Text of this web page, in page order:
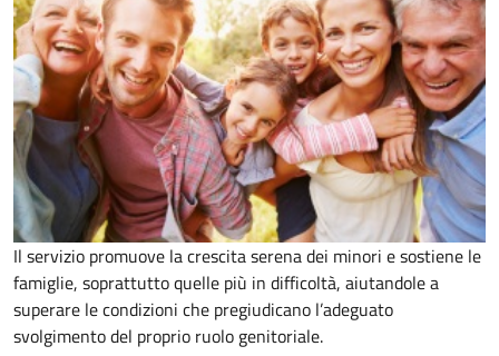
Il servizio promuove la crescita serena dei minori e sostiene le
famiglie, soprattutto quelle più in difficoltà, aiutandole a
superare le condizioni che pregiudicano l’adeguato
svolgimento del proprio ruolo genitoriale.